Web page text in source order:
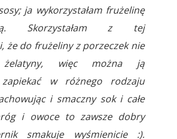
ja wykorzystałam frużelinę
Skorzystałam z tej
że do frużeliny z porzeczek nie
żelatyny, więc można ją
w różnego rodzaju
i smaczny sok i całe
i owoce to zawsze dobry
smakuje wyśmienicie :).